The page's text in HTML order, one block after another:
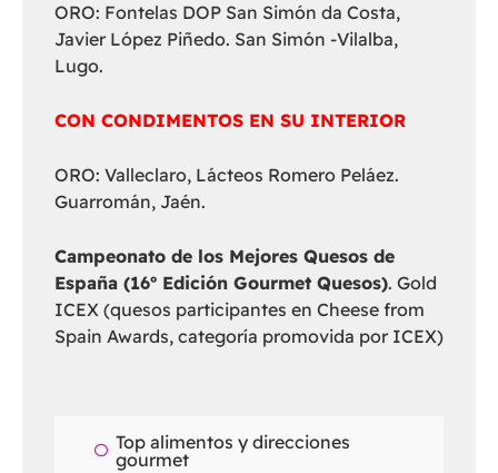
ORO: Fontelas DOP San Simón da Costa,
Javier López Piñedo. San Simón -Vilalba,
Lugo.
CON CONDIMENTOS EN SU INTERIOR
ORO: Valleclaro, Lácteos Romero Peláez.
Guarromán, Jaén.
Campeonato de los Mejores Quesos de
España (16º Edición Gourmet Quesos). Gold
ICEX (quesos participantes en Cheese from
Spain Awards, categoría promovida por ICEX)
Top alimentos y direcciones
gourmet